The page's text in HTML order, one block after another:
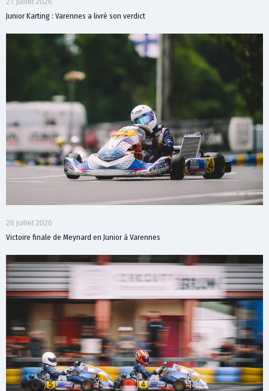
27 juillet 2026
Junior Karting : Varennes a livré son verdict
26 juillet 2026
Victoire finale de Meynard en Junior à Varennes